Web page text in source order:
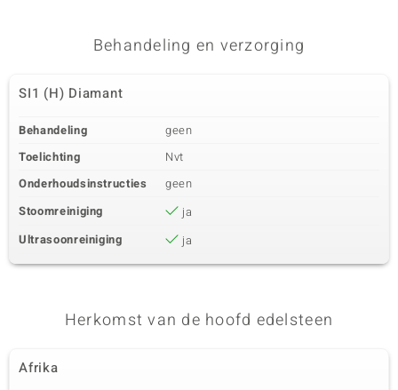
Behandeling en verzorging
SI1 (H) Diamant
Behandeling
geen
Toelichting
Nvt
Onderhoudsinstructies
geen
Stoomreiniging
ja
Ultrasoonreiniging
ja
Herkomst van de hoofd edelsteen
Afrika